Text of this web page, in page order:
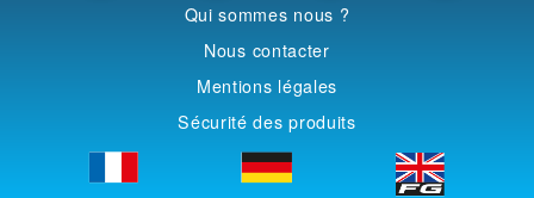
Qui sommes nous ?
Nous contacter
Mentions légales
Sécurité des produits